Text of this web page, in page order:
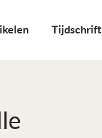
Tijdschrift